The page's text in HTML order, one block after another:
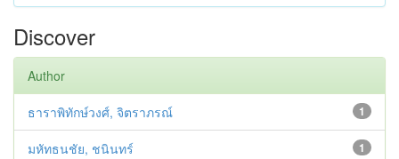
Discover
Author
1
ธาราพิทักษ์วงศ์, จิตราภรณ์
1
มหัทธนชัย, ชนินทร์